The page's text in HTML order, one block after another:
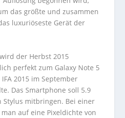
das größte und zusammen
luxuriöseste Gerät der
der Herbst 2015
perfekt zum Galaxy Note 5
2015 im September
Das Smartphone soll 5.9
Stylus mitbringen. Bei einer
auf eine Pixeldichte von